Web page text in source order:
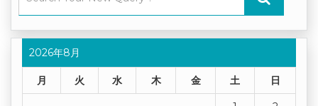
2026年8月
月 火 水 木 金 土 日